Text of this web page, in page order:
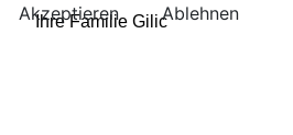
Ihre Familie Gilic
Akzeptieren
Ablehnen